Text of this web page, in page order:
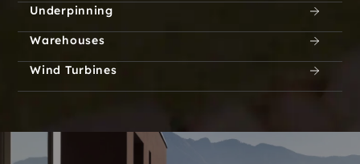
Underpinning
Warehouses
Wind Turbines